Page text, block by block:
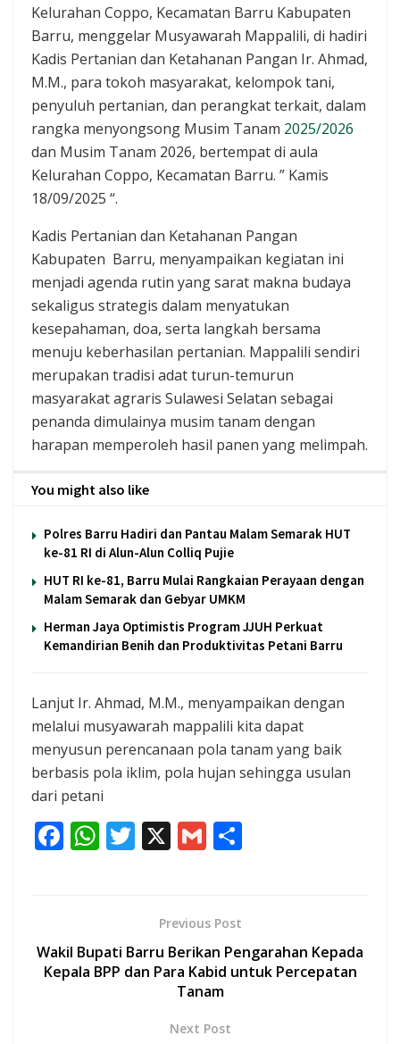
Kelurahan Coppo, Kecamatan Barru Kabupaten
Barru, menggelar Musyawarah Mappalili, di hadiri
Kadis Pertanian dan Ketahanan Pangan Ir. Ahmad,
M.M., para tokoh masyarakat, kelompok tani,
penyuluh pertanian, dan perangkat terkait, dalam
rangka menyongsong Musim Tanam 2025/2026
dan Musim Tanam 2026, bertempat di aula
Kelurahan Coppo, Kecamatan Barru. ” Kamis
18/09/2025 “.
Kadis Pertanian dan Ketahanan Pangan
Kabupaten Barru, menyampaikan kegiatan ini
menjadi agenda rutin yang sarat makna budaya
sekaligus strategis dalam menyatukan
kesepahaman, doa, serta langkah bersama
menuju keberhasilan pertanian. Mappalili sendiri
merupakan tradisi adat turun-temurun
masyarakat agraris Sulawesi Selatan sebagai
penanda dimulainya musim tanam dengan
harapan memperoleh hasil panen yang melimpah.
You might also like
Polres Barru Hadiri dan Pantau Malam Semarak HUT
ke-81 RI di Alun-Alun Colliq Pujie
HUT RI ke-81, Barru Mulai Rangkaian Perayaan dengan
Malam Semarak dan Gebyar UMKM
Herman Jaya Optimistis Program JJUH Perkuat
Kemandirian Benih dan Produktivitas Petani Barru
Lanjut Ir. Ahmad, M.M., menyampaikan dengan
melalui musyawarah mappalili kita dapat
menyusun perencanaan pola tanam yang baik
berbasis pola iklim, pola hujan sehingga usulan
dari petani
F
o
o
W
A
p
T
er
X G
l
Previous Post
Wakil Bupati Barru Berikan Pengarahan Kepada
Kepala BPP dan Para Kabid untuk Percepatan
Tanam
Next Post